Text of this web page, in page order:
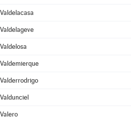
Valdelacasa
Valdelageve
Valdelosa
Valdemierque
Valderrodrigo
Valdunciel
Valero